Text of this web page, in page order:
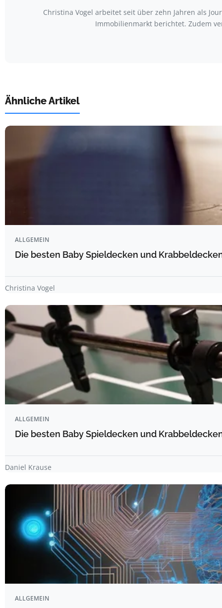
Christina Vogel arbeitet seit über zehn Jahren als
Immobilienmarkt berichtet. Zudem
Ähnliche Artikel
ALLGEMEIN
Die besten Baby Spieldecken und
Christina Vogel
ALLGEMEIN
Die besten Baby Spieldecken und
Daniel Krause
ALLGEMEIN